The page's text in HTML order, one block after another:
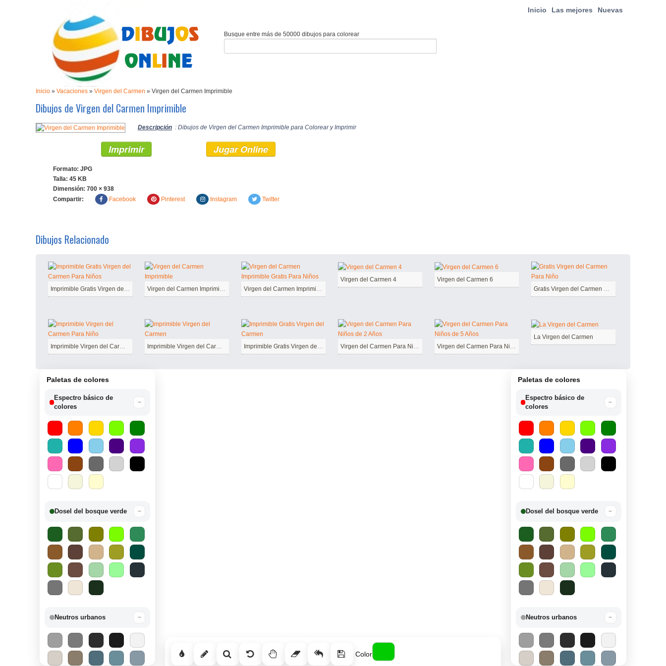
Inicio Las mejores Nuevas
Busque entre más de 50000 dibujos para colorear
Inicio » Vacaciones » Virgen del Carmen » Virgen del Carmen Imprimible
Dibujos de Virgen del Carmen Imprimible
Descripción : Dibujos de Virgen del Carmen Imprimible para Colorear y Imprimir
Imprimir Jugar Online
Formato: JPG
Talla: 45 KB
Dimensión: 700 × 938
Compartir:
Facebook Pinterest Instagram Twitter
Dibujos Relacionado
Imprimible Gratis Virgen del Carmen Para Niños Virgen del Carmen Imprimible Virgen del Carmen Imprimible Gratis Para Niños
Virgen del Carmen 4
Virgen del Carmen 6
Gratis Virgen del Carmen Para Niño
Imprimible Virgen del Carmen Para Niño Imprimible Virgen del Carmen Imprimible Gratis Virgen del Carmen Virgen del Carmen Para Niños de 2 Años Virgen del Carmen Para Niños de 5 Años
La Virgen del Carmen
Paletas de colores
Espectro básico de
colores
−
Dosel del bosque verde −
Neutros urbanos −
Color
Paletas de colores
Espectro básico de
colores
−
Dosel del bosque verde −
Neutros urbanos −